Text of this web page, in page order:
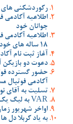
رکوردشکنی های
اطلاعیه
جوانان خود
اطلاعیه آکادمی
18 ساله های خود
آغاز ثبت نام
دعوت دو بازیکن
حضور گسترده
آکادمی فوتبال
تسلیت به آقای
VAR به لیگ یک می آید؟!
اواخر شهریور
به یاد کربلا